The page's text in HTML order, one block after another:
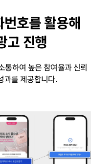
호를 활용해
고 진행
통하여 높은 참여율과 신뢰
과를 제공합니다.